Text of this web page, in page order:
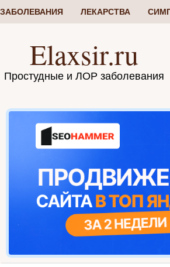
ЗАБОЛЕВАНИЯ ЛЕКАРСТВА
Elaxsir.ru
Простудные и ЛОР заболевания